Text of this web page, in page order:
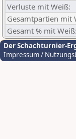
Verluste mit Weiß:
Gesamtpartien mit
Gesamt % mit Weiß:
Der Schachturnier-
Impressum /